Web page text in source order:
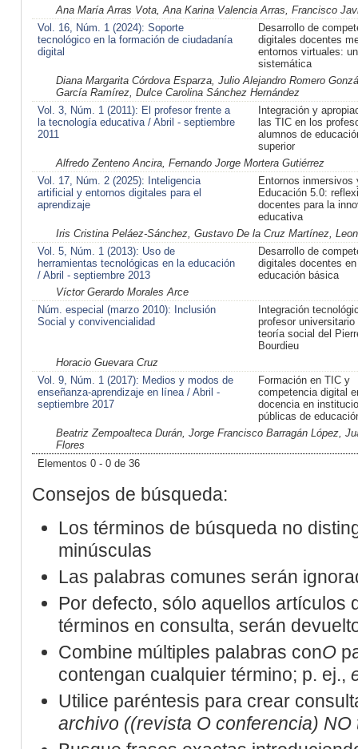
Ana María Arras Vota, Ana Karina Valencia Arras, Francisco
Vol. 16, Núm. 1 (2024): Soporte
tecnológico en la formación de ciudadanía
digital
Desarrollo de
digitales docentes
entornos virtuales:
sistemática
Diana Margarita Córdova Esparza, Julio Alejandro Romero
García Ramírez, Dulce Carolina Sánchez Hernández
Vol. 3, Núm. 1 (2011): El profesor frente a
la tecnología educativa / Abril - septiembre
2011
Integración y
las TIC en los
alumnos de
superior
Alfredo Zenteno Ancira, Fernando Jorge Mortera Gutiérrez
Vol. 17, Núm. 2 (2025): Inteligencia
artificial y entornos digitales para el
aprendizaje
Entornos inmersivos
Educación 5.0:
docentes para la
educativa
Iris Cristina Peláez-Sánchez, Gustavo De la Cruz Martínez,
Vol. 5, Núm. 1 (2013): Uso de
herramientas tecnológicas en la educación
/ Abril - septiembre 2013
Desarrollo de
digitales docentes
educación básica
Víctor Gerardo Morales Arce
Núm. especial (marzo 2010): Inclusión
Social y convivencialidad
Integración
profesor universitario
teoría social del
Bourdieu
Horacio Guevara Cruz
Vol. 9, Núm. 1 (2017): Medios y modos de
enseñanza-aprendizaje en línea / Abril -
septiembre 2017
Formación en TIC y
competencia digital
docencia en
públicas de
Beatriz Zempoalteca Durán, Jorge Francisco Barragán López,
Flores
Elementos 0 - 0 de 36
Consejos de búsqueda:
Los términos de búsqueda no
minúsculas
Las palabras comunes serán
Por defecto, sólo aquellos artículos
términos en consulta, serán
Combine múltiples palabras conO
contengan cualquier término; p. ej.,
Utilice paréntesis para crear
archivo ((revista O conferencia) NO